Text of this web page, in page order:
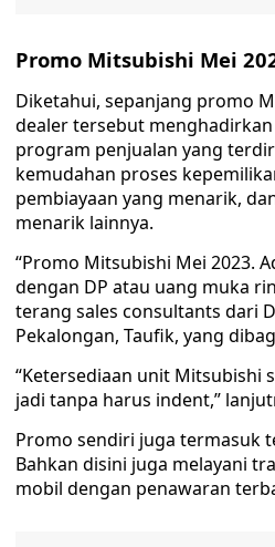
Promo Mitsubishi Mei
Diketahui, sepanjang promo
dealer tersebut
program penjualan yang
kemudahan proses
pembiayaan yang menarik,
menarik lainnya.
“Promo Mitsubishi Mei 2023.
dengan DP atau uang muka
terang sales consultants dari
Pekalongan, Taufik, yang
“Ketersediaan unit Mitsubishi
jadi tanpa harus indent,”
Promo sendiri juga termasuk
Bahkan disini juga melayani
mobil dengan penawaran